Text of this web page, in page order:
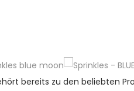
bereits zu den beliebten